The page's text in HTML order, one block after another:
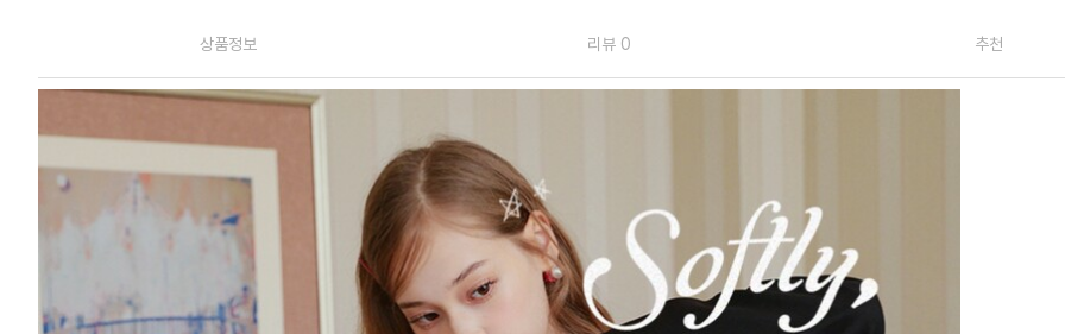
상품정보 리뷰 0 추천